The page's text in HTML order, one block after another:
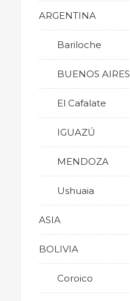
ARGENTINA
Bariloche
BUENOS AIRES
El Cafalate
IGUAZÚ
MENDOZA
Ushuaia
ASIA
BOLIVIA
Coroico